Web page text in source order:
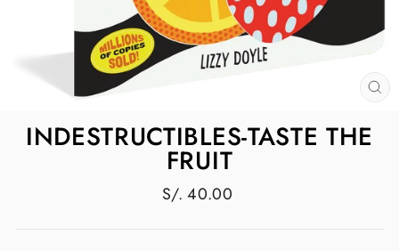
INDESTRUCTIBLES-TASTE THE
FRUIT
Precio
S/. 40.00